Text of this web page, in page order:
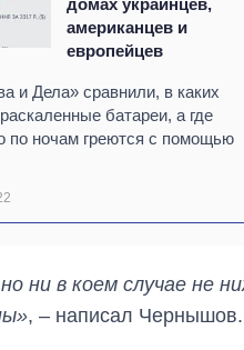
американцев и
европейцев
и Дела» сравнили, в каких
батареи, а где
по ночам греются с помощью
ни в коем случае не
, – написал Чернышов.